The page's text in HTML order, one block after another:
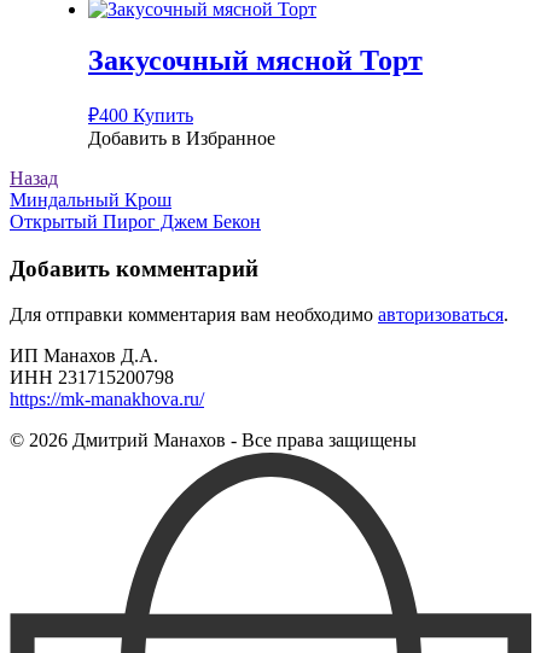
Закусочный мясной Торт
₽400 Купить
Добавить в Избранное
Назад
Навигация
по
записям
Миндальный Крош
Открытый Пирог Джем Бекон
Добавить комментарий
Для отправки комментария вам необходимо авторизоваться.
ИП Манахов Д.А.
ИНН 231715200798
https://mk-manakhova.ru/
© 2026 Дмитрий Манахов - Все права защищены